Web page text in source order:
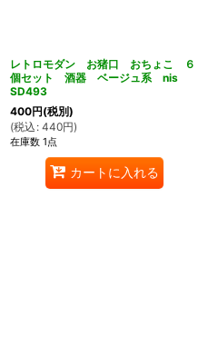
レトロモダン お猪口 おちょこ ６
個セット 酒器 ベージュ系 nis
SD493
400円(税別)
(税込 : 440円)
在庫数 1点
カートに入れる